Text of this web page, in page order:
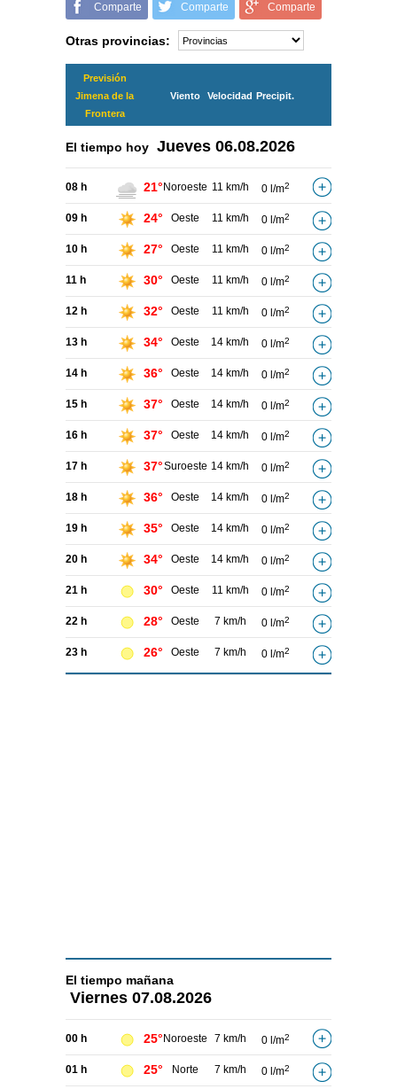
Comparte Comparte Comparte
Otras provincias:
Previsión
Jimena de la
Frontera
Viento Velocidad Precipit.
El tiempo hoy Jueves 06.08.2026
08 h 21° Noroeste 11 km/h 0 l/m2
09 h 24° Oeste 11 km/h 0 l/m2
10 h 27° Oeste 11 km/h 0 l/m2
11 h 30° Oeste 11 km/h 0 l/m2
12 h 32° Oeste 11 km/h 0 l/m2
13 h 34° Oeste 14 km/h 0 l/m2
14 h 36° Oeste 14 km/h 0 l/m2
15 h 37° Oeste 14 km/h 0 l/m2
16 h 37° Oeste 14 km/h 0 l/m2
17 h 37°Suroeste 14 km/h 0 l/m2
18 h 36° Oeste 14 km/h 0 l/m2
19 h 35° Oeste 14 km/h 0 l/m2
20 h 34° Oeste 14 km/h 0 l/m2
21 h 30° Oeste 11 km/h 0 l/m2
22 h 28° Oeste 7 km/h 0 l/m2
23 h 26° Oeste 7 km/h 0 l/m2
El tiempo mañana
Viernes 07.08.2026
00 h 25° Noroeste 7 km/h 0 l/m2
01 h 25° Norte 7 km/h 0 l/m2